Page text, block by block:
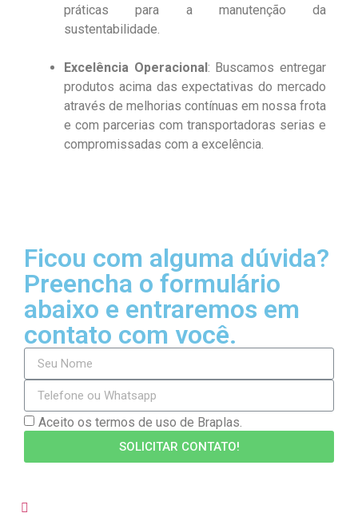
práticas para a manutenção da
sustentabilidade.
Excelência Operacional: Buscamos entregar
produtos acima das expectativas do mercado
através de melhorias contínuas em nossa frota
e com parcerias com transportadoras serias e
compromissadas com a excelência.
Ficou com alguma dúvida?
Preencha o formulário
abaixo e entraremos em
contato com você.
Aceito os termos de uso de Braplas.
SOLICITAR CONTATO!